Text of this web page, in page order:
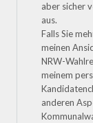
aber sicher
aus.
Falls Sie
meinen
NRW-
meinem
anderen